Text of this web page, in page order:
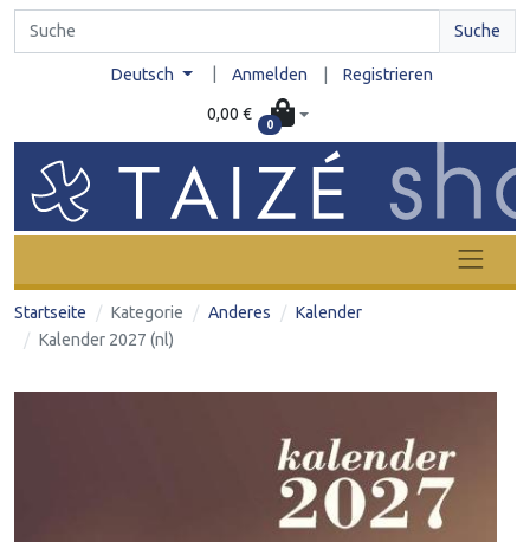
Suche
Deutsch Anmelden Registrieren
0,00 €
0
Startseite Kategorie Anderes
Kalender
Kalender 2027 (nl)